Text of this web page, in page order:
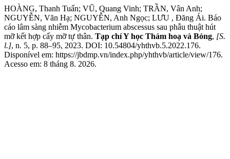
HOÀNG, Thanh Tuấn; VŨ, Quang Vinh; TRẦN, Vân Anh;
NGUYỄN, Văn Hạ; NGUYỄN, Anh Ngọc; LƯU , Đăng Ái. Báo
cáo lâm sàng nhiễm Mycobacterium abscessus sau phẫu thuật hút
mỡ kết hợp cấy mỡ tự thân. Tạp chí Y học Thảm hoạ và Bỏng, [S.
l.], n. 5, p. 88–95, 2023. DOI: 10.54804/yhthvb.5.2022.176.
Disponível em: https://jbdmp.vn/index.php/yhthvb/article/view/176.
Acesso em: 8 tháng 8. 2026.